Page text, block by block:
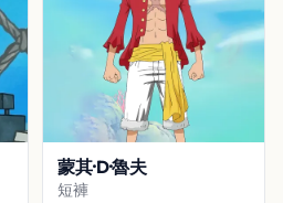
蒙其·D·魯夫
短褲